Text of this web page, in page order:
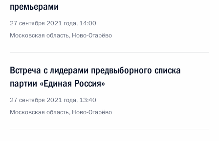
премьерами
27 сентября 2021 года, 14:00
Московская область, Ново-Огарёво
Встреча с лидерами предвыборного списка
партии «Единая Россия»
27 сентября 2021 года, 13:40
Московская область, Ново-Огарёво